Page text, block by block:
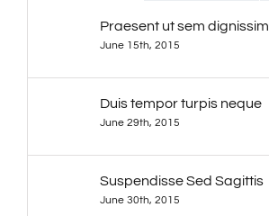
Praesent ut sem dignissim
June 15th, 2015
Duis tempor turpis neque
June 29th, 2015
Suspendisse Sed Sagittis
June 30th, 2015